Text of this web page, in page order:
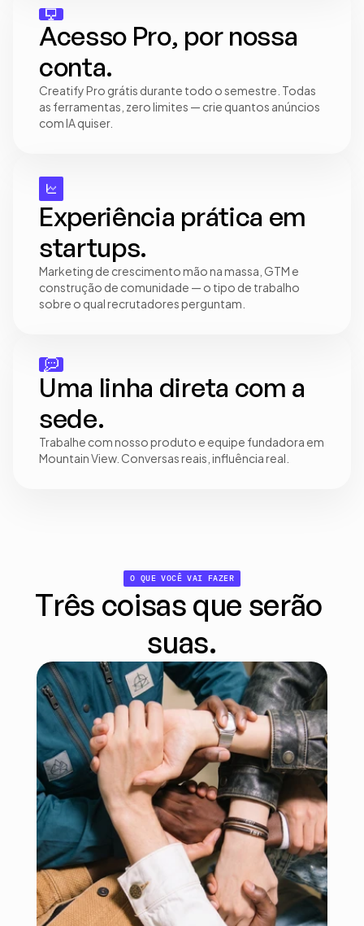
Acesso Pro, por nossa
conta.
Creatify Pro grátis durante todo o semestre. Todas
as ferramentas, zero limites — crie quantos anúncios
com IA quiser.
Experiência prática em
startups.
Marketing de crescimento mão na massa, GTM e
construção de comunidade — o tipo de trabalho
sobre o qual recrutadores perguntam.
Uma linha direta com a
sede.
Trabalhe com nosso produto e equipe fundadora em
Mountain View. Conversas reais, influência real.
O QUE VOCÊ VAI FAZER
Três coisas que serão
suas.